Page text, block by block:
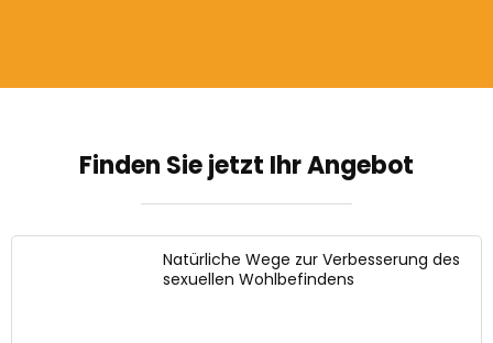
Finden Sie jetzt Ihr Angebot
Natürliche Wege zur Verbesserung des
sexuellen Wohlbefindens